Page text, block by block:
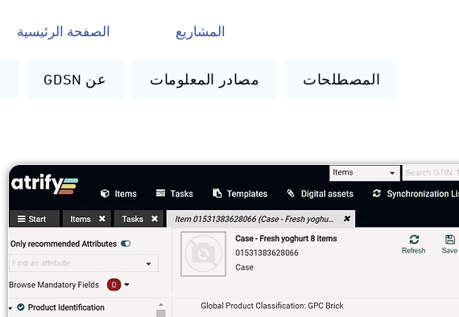
الصفحة الرئيسية المشاريع
GDSN عن مصادر المعلومات المصطلحات